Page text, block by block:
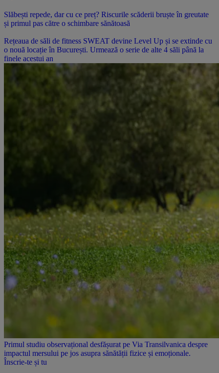
Slăbești repede, dar cu ce preț? Riscurile scăderii bruște în greutate
și primul pas către o schimbare sănătoasă
Rețeaua de săli de fitness SWEAT devine Level Up și se extinde cu
o nouă locație în București. Urmează o serie de alte 4 săli până la
finele acestui an
Primul studiu observațional desfășurat pe Via Transilvanica despre
impactul mersului pe jos asupra sănătății fizice și emoționale.
Înscrie-te și tu